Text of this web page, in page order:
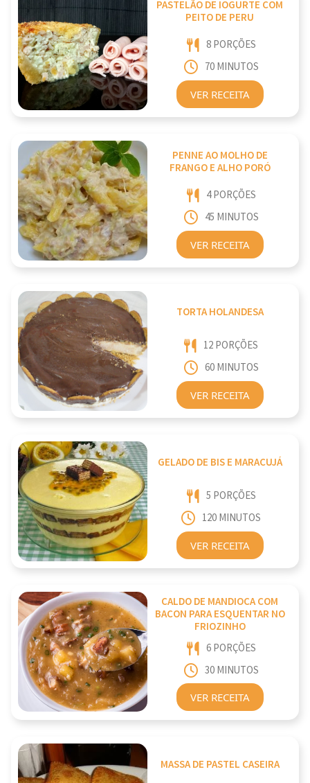
PASTELÃO DE IOGURTE COM
PEITO DE PERU
8 PORÇÕES
70 MINUTOS
VER RECEITA
PENNE AO MOLHO DE
FRANGO E ALHO PORÓ
4 PORÇÕES
45 MINUTOS
VER RECEITA
TORTA HOLANDESA
12 PORÇÕES
60 MINUTOS
VER RECEITA
GELADO DE BIS E MARACUJÁ
5 PORÇÕES
120 MINUTOS
VER RECEITA
CALDO DE MANDIOCA COM
BACON PARA ESQUENTAR NO
FRIOZINHO
6 PORÇÕES
30 MINUTOS
VER RECEITA
MASSA DE PASTEL CASEIRA